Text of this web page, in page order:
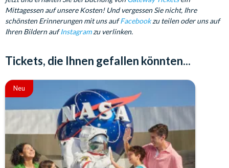
Mittagessen auf unsere Kosten! Und vergessen Sie nicht, Ihre
schönsten Erinnerungen mit uns aufFacebookzu teilen oder uns auf
Ihren Bildern aufInstagramzu verlinken.
Tickets, die Ihnen gefallen könnten...
Neu